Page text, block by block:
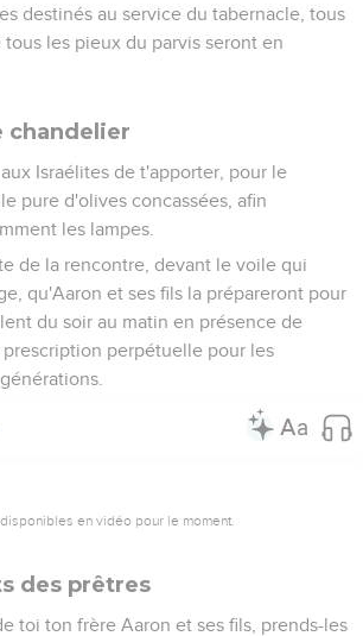
destinés au service du tabernacle, tous
les pieux du parvis seront en
chandelier
Israélites de t'apporter, pour le
pure d'olives concassées, afin
les lampes.
de la rencontre, devant le voile qui
qu'Aaron et ses fils la prépareront pour
du soir au matin en présence de
perpétuelle pour les
en vidéo pour le moment.
des prêtres
toi ton frère Aaron et ses fils, prends-les